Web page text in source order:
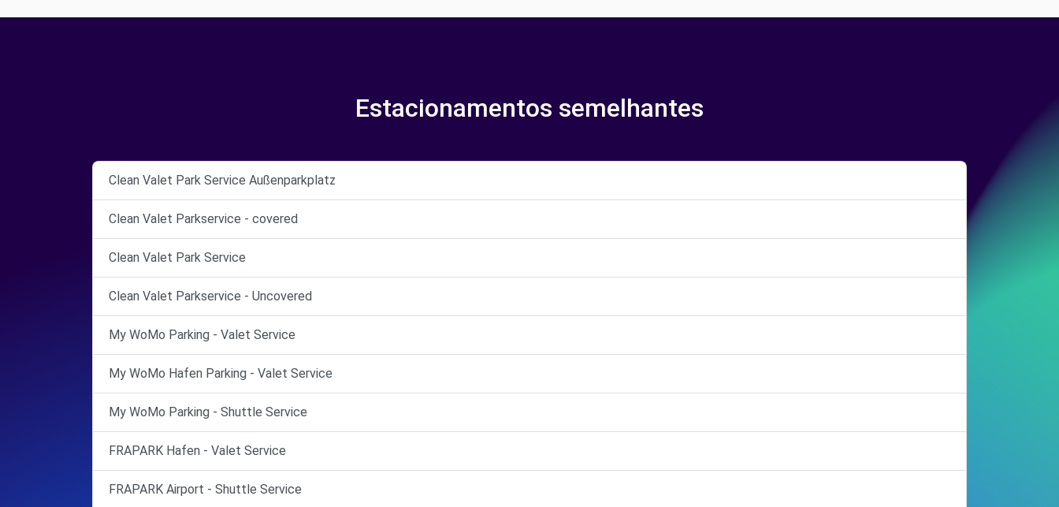
Estacionamentos semelhantes
Clean Valet Park Service Außenparkplatz
Clean Valet Parkservice - covered
Clean Valet Park Service
Clean Valet Parkservice - Uncovered
My WoMo Parking - Valet Service
My WoMo Hafen Parking - Valet Service
My WoMo Parking - Shuttle Service
FRAPARK Hafen - Valet Service
FRAPARK Airport - Shuttle Service